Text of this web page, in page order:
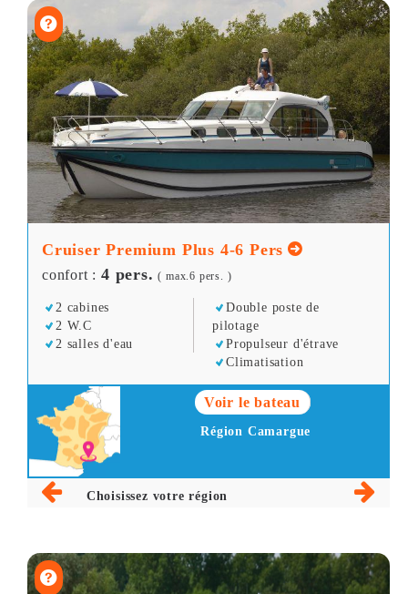
Cruiser Premium Plus 4-6 Pers
confort : 4 pers. ( max.6 pers. )
2 cabines
2 W.C
2 salles d'eau
Double poste de
pilotage
Propulseur d'étrave
Climatisation
Voir le bateau
Région Camargue
Choisissez votre région